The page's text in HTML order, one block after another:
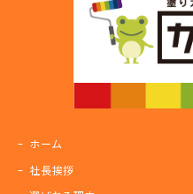
ホーム
社長挨拶